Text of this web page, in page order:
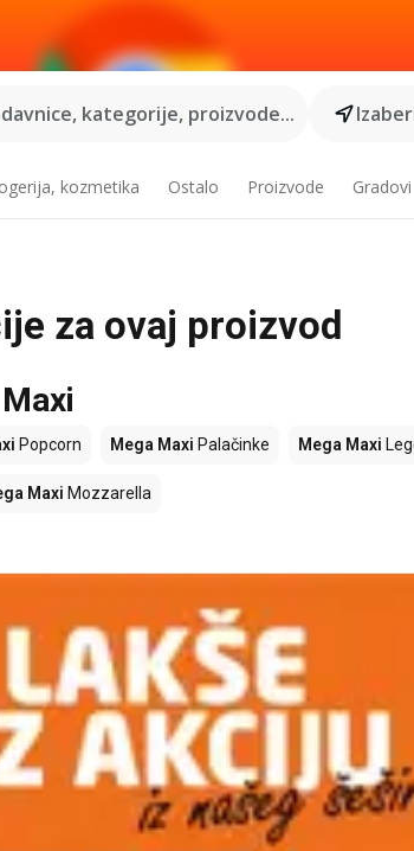
kategorije, proizvode...
kozmetika Ostalo Proizvode Gradovi
za ovaj proizvod
Popcorn Mega Maxi Palačinke Mega Maxi
Maxi Mozzarella